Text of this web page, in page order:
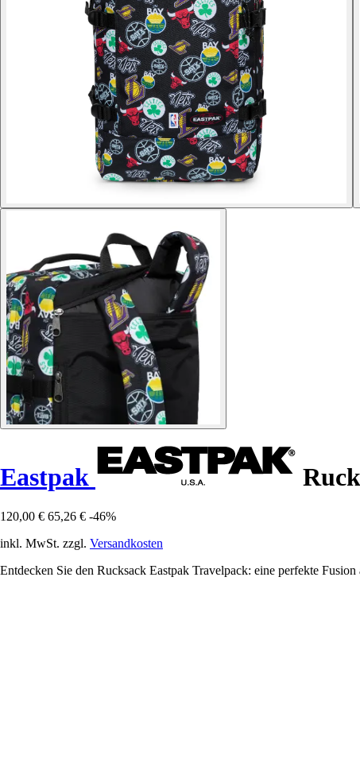
Eastpak
120,00 € 65,26 € -46%
inkl. MwSt. zzgl. Versandkosten
Entdecken Sie den Rucksack Eastpak Travelpack: eine perfekte